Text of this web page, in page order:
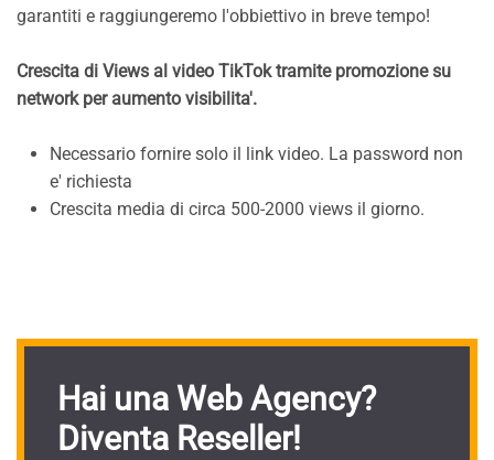
garantiti e raggiungeremo l'obbiettivo in breve tempo!
Crescita di Views al video TikTok tramite promozione su
network per aumento visibilita'.
Necessario fornire solo il link video. La password non
e' richiesta
Crescita media di circa 500-2000 views il giorno.
Hai una Web Agency?
Diventa Reseller!